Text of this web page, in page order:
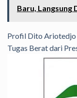
Baru, Langsung
Profil Dito Ariotedjo
Tugas Berat dari